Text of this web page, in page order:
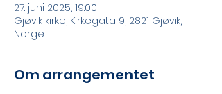
27. juni 2025, 19:00
Gjøvik kirke, Kirkegata 9, 2821 Gjøvik,
Norge
Om arrangementet